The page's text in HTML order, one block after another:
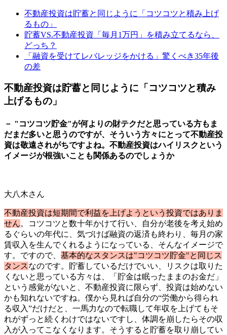
不動産投資は貯蓄と同じように「コツコツと積み上げ
るもの」
貯蓄VS.不動産投資「毎月1万円」を積み立てるなら、
どっち？
「融資を受けてレバレッジをかける」驚くべき35年後
の差
不動産投資は貯蓄と同じように「コツコツと積み
上げるもの」
－ "コツコツ貯金"が何よりの財テクだと思っている方もま
だまだ多いと思うのですが、そういう方々にとって不動産投
資は敬遠されがちですよね。不動産投資はハイリスクという
イメージが根強いことも関係あるのでしょうか
大八木さん
不動産投資は短期間で利益を上げようという投資ではありま
せん。コツコツと数十年かけて行い、自分が老後を考え始め
るぐらいの年代に、気づけば融資の返済も終わり、毎月の家
賃収入を生んでくれるようになっている、そんなイメージで
す。ですので、 基本的なスタンスは"コツコツ貯金"と同じス
タンスなのです。貯蓄しているだけでいい、リスクは取りた
くないと思っている方々は、「貯金は眠ったままのお金だ」
という感覚がないと、不動産投資に限らず、投資は始めない
かも知れないですね。僕から見れば自分の“労働から得られ
る収入”だけだと、一馬力なので転職して年収を上げてもそ
れがずっと続くわけではないですし、体調を崩したらその収
入が入ってこなくなります。そうすると貯蓄を取り崩してい